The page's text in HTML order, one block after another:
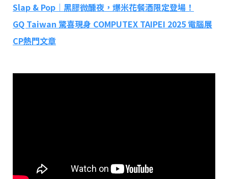
Slap & Pop｜黑膠微醺夜，爆米花餐酒限定登場！
GQ Taiwan 驚喜現身 COMPUTEX TAIPEI 2025 電腦展
CP熱門文章